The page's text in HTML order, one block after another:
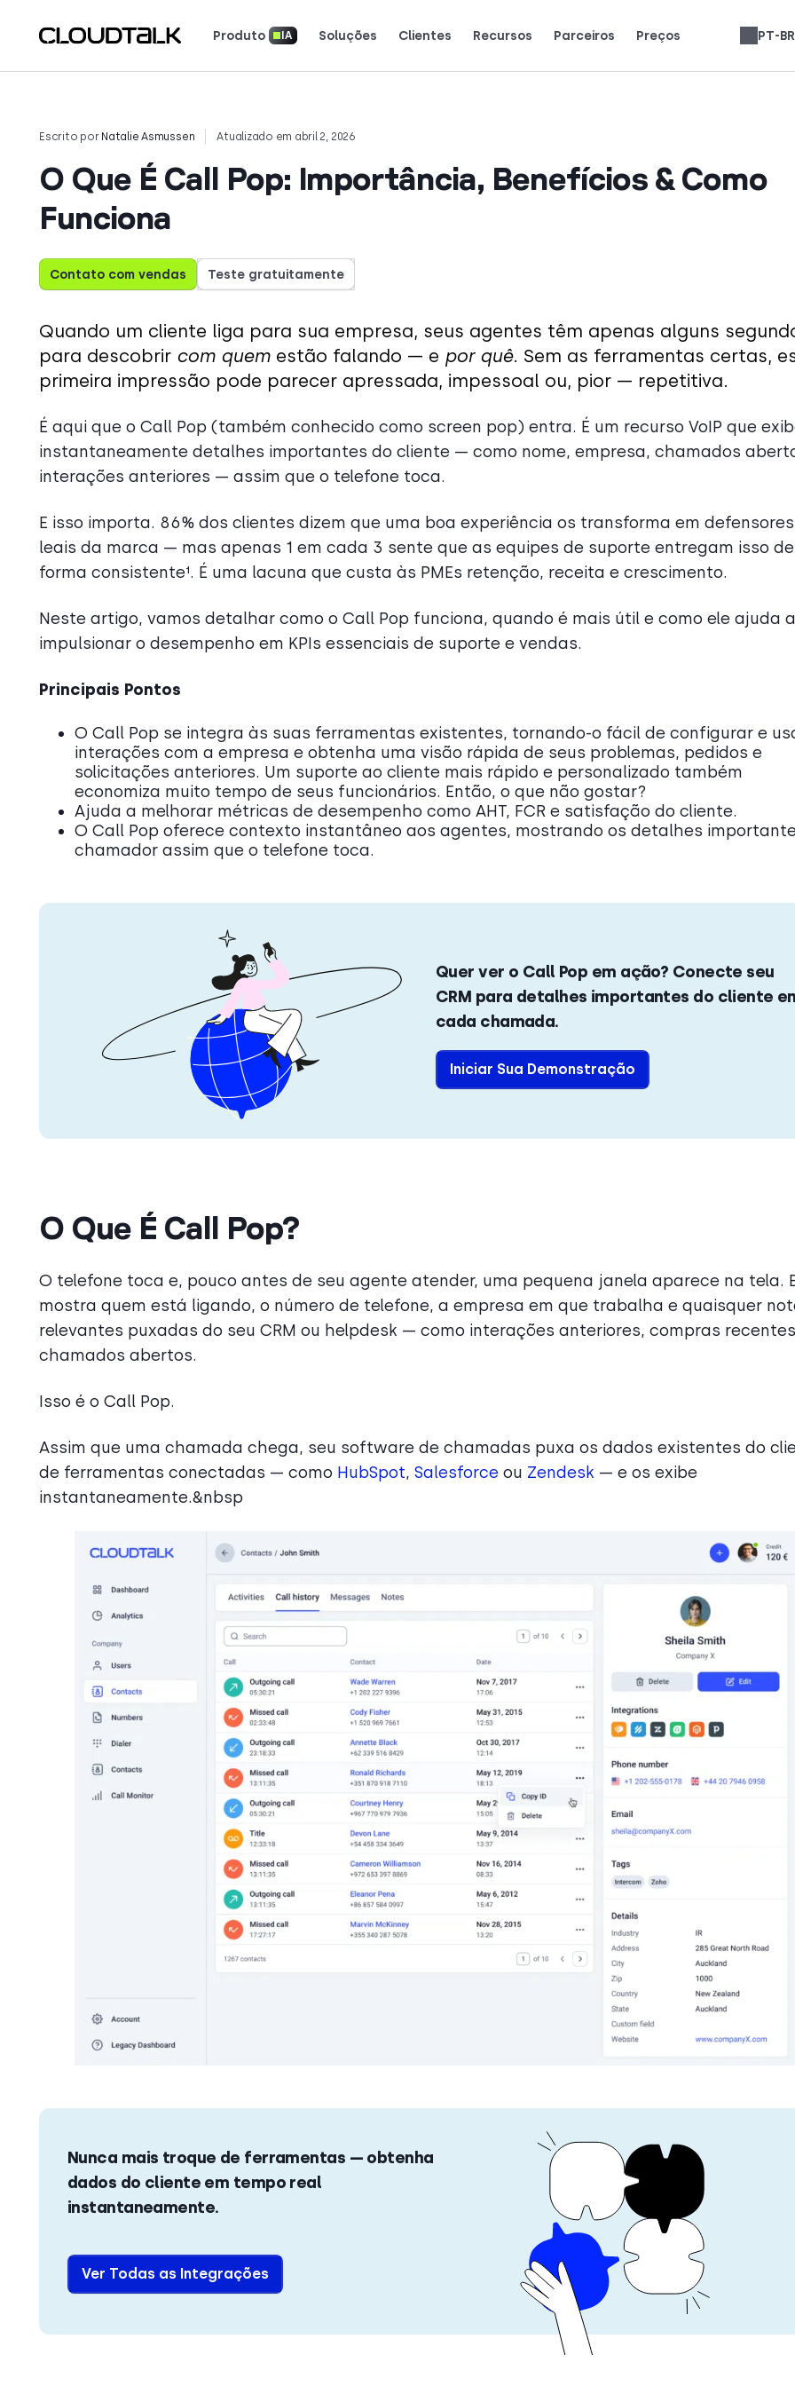
Produto IA Soluções Clientes Recursos Parceiros Preços PT-BR
Escrito por Natalie Asmussen Atualizado em abril 2, 2026
O Que É Call Pop: Importância, Benefícios & Como
Funciona
Contato com vendas Teste gratuitamente
Quando um cliente liga para sua empresa, seus agentes têm apenas alguns
para descobrir com quem estão falando — e por quê. Sem as ferramentas certas,
primeira impressão pode parecer apressada, impessoal ou, pior — repetitiva.
É aqui que o Call Pop (também conhecido como screen pop) entra. É um recurso VoIP que
instantaneamente detalhes importantes do cliente — como nome, empresa, chamados
interações anteriores — assim que o telefone toca.
E isso importa. 86% dos clientes dizem que uma boa experiência os transforma em defensores
leais da marca — mas apenas 1 em cada 3 sente que as equipes de suporte entregam isso de
forma consistente¹. É uma lacuna que custa às PMEs retenção, receita e crescimento.
Neste artigo, vamos detalhar como o Call Pop funciona, quando é mais útil e como ele ajuda a
impulsionar o desempenho em KPIs essenciais de suporte e vendas.
Principais Pontos
O Call Pop se integra às suas ferramentas existentes, tornando-o fácil de configurar e
interações com a empresa e obtenha uma visão rápida de seus problemas, pedidos e
solicitações anteriores. Um suporte ao cliente mais rápido e personalizado também
economiza muito tempo de seus funcionários. Então, o que não gostar?
Ajuda a melhorar métricas de desempenho como AHT, FCR e satisfação do cliente.
O Call Pop oferece contexto instantâneo aos agentes, mostrando os detalhes
chamador assim que o telefone toca.
Quer ver o Call Pop em ação? Conecte seu
CRM para detalhes importantes do cliente
cada chamada.
Iniciar Sua Demonstração
O Que É Call Pop?
O telefone toca e, pouco antes de seu agente atender, uma pequena janela aparece na tela.
mostra quem está ligando, o número de telefone, a empresa em que trabalha e quaisquer
relevantes puxadas do seu CRM ou helpdesk — como interações anteriores, compras
chamados abertos.
Isso é o Call Pop.
Assim que uma chamada chega, seu software de chamadas puxa os dados existentes do
de ferramentas conectadas — como HubSpot, Salesforce ou Zendesk — e os exibe
instantaneamente.&nbsp
Nunca mais troque de ferramentas — obtenha
dados do cliente em tempo real
instantaneamente.
Ver Todas as Integrações